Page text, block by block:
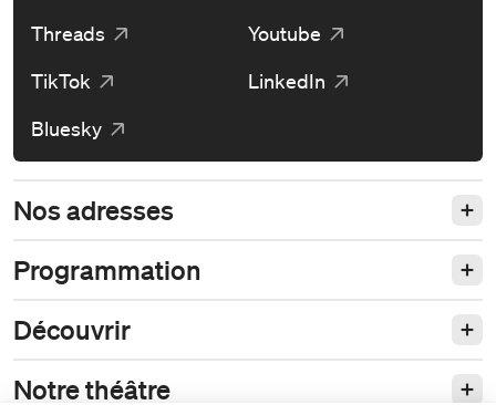
Threads
Youtube
TikTok
LinkedIn
Bluesky
Nos adresses
Programmation
Découvrir
Notre théâtre